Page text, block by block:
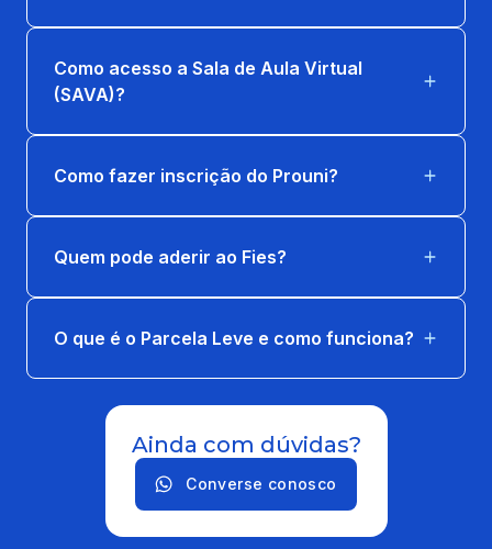
Como acesso a Sala de Aula Virtual
(SAVA)?
Como fazer inscrição do Prouni?
Quem pode aderir ao Fies?
O que é o Parcela Leve e como funciona?
Ainda com dúvidas?
Converse conosco